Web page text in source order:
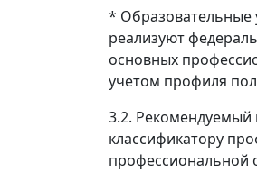
* Образовательные
реализуют
основных
учетом профиля
3.2.
классификатору
профессиональной